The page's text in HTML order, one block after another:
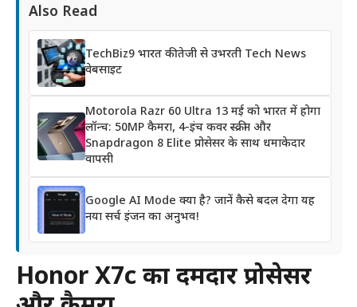
Also Read
TechBiz9 भारत की तेजी से उभरती Tech News
वेबसाइट
Motorola Razr 60 Ultra 13 मई को भारत में होगा
लॉन्च: 50MP कैमरा, 4-इंच कवर स्क्रीन और
Snapdragon 8 Elite प्रोसेसर के साथ धमाकेदार
वापसी
Google AI Mode क्या है? जानें कैसे बदल देगा यह
नया सर्च इंजन का अनुभव!
Honor X7c का दमदार प्रोसेसर